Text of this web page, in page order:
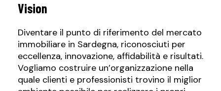
Vision
Diventare il punto di riferimento del mercato
immobiliare in Sardegna, riconosciuti per
eccellenza, innovazione, affidabilità e risultati.
Vogliamo costruire un’organizzazione nella
quale clienti e professionisti trovino il miglior